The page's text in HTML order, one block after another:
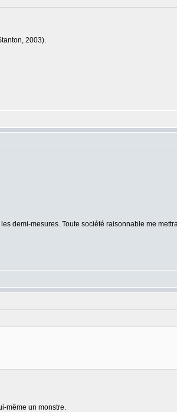
2003).
demi-mesures. Toute société raisonnable me
même un monstre.